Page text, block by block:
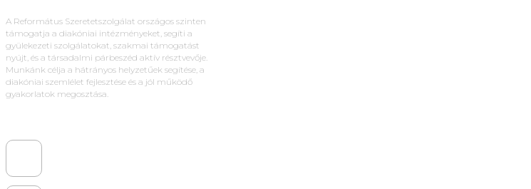
A Református Szeretetszolgálat országos szinten
támogatja a diakóniai intézményeket, segíti a
gyülekezeti szolgálatokat, szakmai támogatást
nyújt, és a társadalmi párbeszéd aktív résztvevője.
Munkánk célja a hátrányos helyzetűek segítése, a
diakóniai szemlélet fejlesztése és a jól működő
gyakorlatok megosztása.